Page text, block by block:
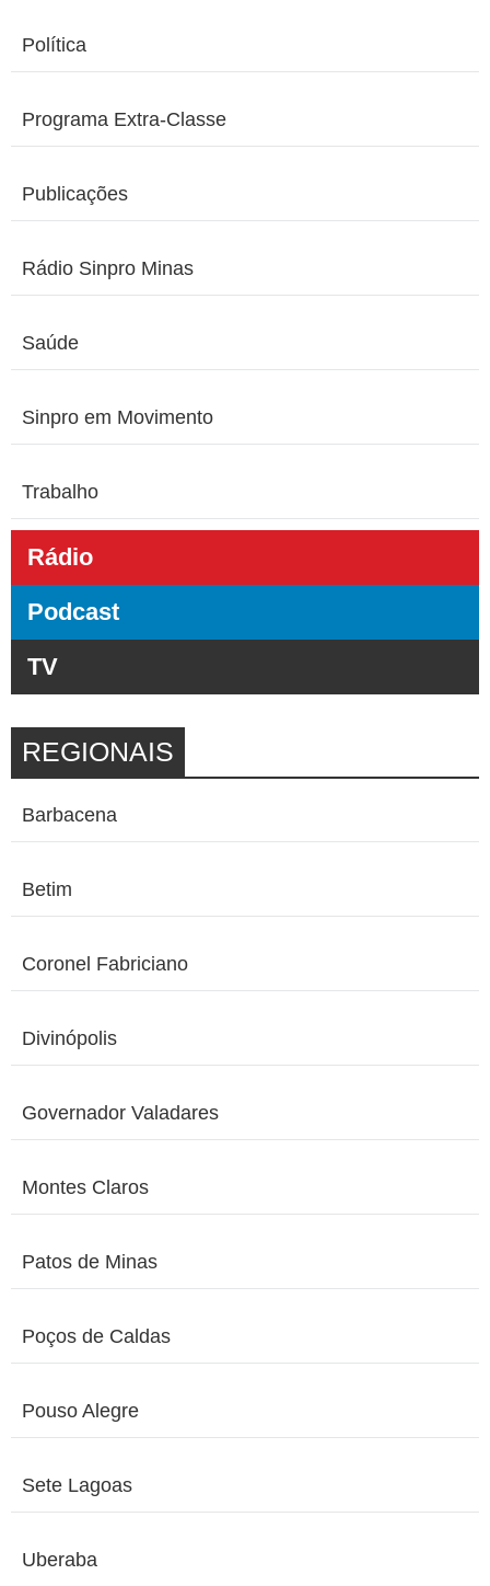
Política
Programa Extra-Classe
Publicações
Rádio Sinpro Minas
Saúde
Sinpro em Movimento
Trabalho
Rádio
Podcast
TV
REGIONAIS
Barbacena
Betim
Coronel Fabriciano
Divinópolis
Governador Valadares
Montes Claros
Patos de Minas
Poços de Caldas
Pouso Alegre
Sete Lagoas
Uberaba